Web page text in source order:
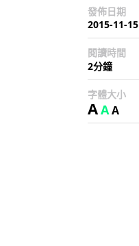
發佈日期
2015-11-15
閱讀時間
2分鐘
字體大小
AAA